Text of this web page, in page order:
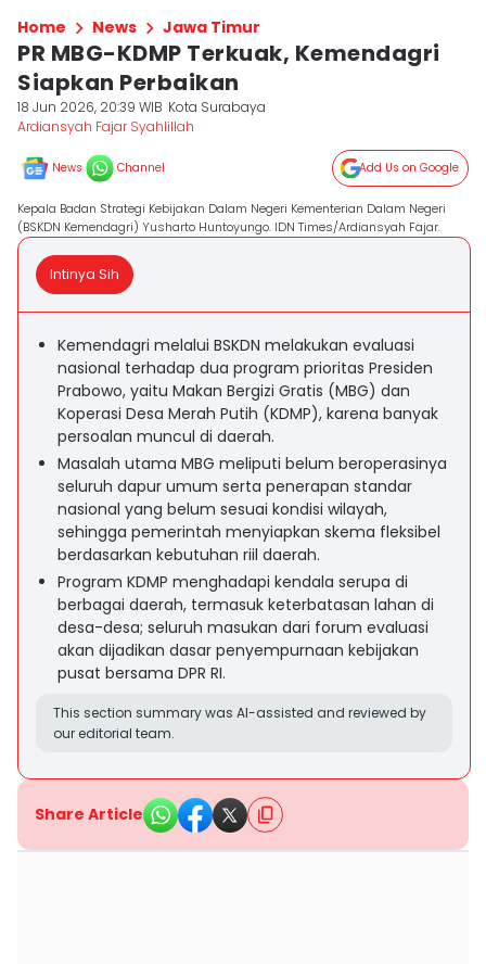
Home News Jawa Timur
PR MBG-KDMP Terkuak, Kemendagri
Siapkan Perbaikan
18 Jun 2026, 20:39 WIB Kota Surabaya
Ardiansyah Fajar Syahlillah
News Channel Add Us on Google
Kepala Badan Strategi Kebijakan Dalam Negeri Kementerian Dalam Negeri
(BSKDN Kemendagri) Yusharto Huntoyungo. IDN Times/Ardiansyah Fajar.
Intinya Sih
Kemendagri melalui BSKDN melakukan evaluasi
nasional terhadap dua program prioritas Presiden
Prabowo, yaitu Makan Bergizi Gratis (MBG) dan
Koperasi Desa Merah Putih (KDMP), karena banyak
persoalan muncul di daerah.
Masalah utama MBG meliputi belum beroperasinya
seluruh dapur umum serta penerapan standar
nasional yang belum sesuai kondisi wilayah,
sehingga pemerintah menyiapkan skema fleksibel
berdasarkan kebutuhan riil daerah.
Program KDMP menghadapi kendala serupa di
berbagai daerah, termasuk keterbatasan lahan di
desa-desa; seluruh masukan dari forum evaluasi
akan dijadikan dasar penyempurnaan kebijakan
pusat bersama DPR RI.
This section summary was AI-assisted and reviewed by
our editorial team.
Share Article